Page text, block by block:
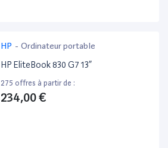
HP - Ordinateur portable
HP EliteBook 830 G7 13”
275 offres à partir de :
234,00 €